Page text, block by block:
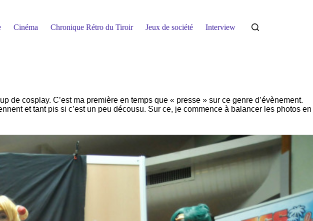
Cinéma Chronique Rétro du Tiroir Jeux de société Interview
cosplay. C’est ma première en temps que « presse » sur ce genre d’évènement.
et tant pis si c’est un peu décousu. Sur ce, je commence à balancer les photos en